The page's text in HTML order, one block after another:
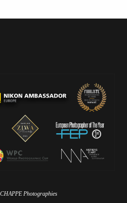
Photographies